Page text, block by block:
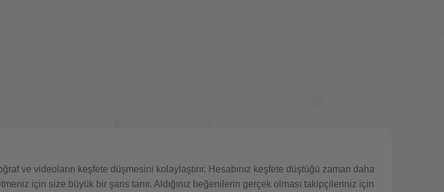
ve videoların keşfete düşmesini kolaylaştırır. Hesabınız keşfete düştüğü zaman daha
için size büyük bir şans tanır. Aldığınız beğenilerin gerçek olması takipçileriniz için